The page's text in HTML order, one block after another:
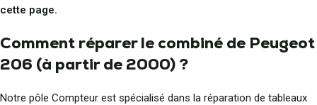
cette page.
Comment réparer le combiné de Peugeot
206 (à partir de 2000) ?
Notre pôle Compteur est spécialisé dans la réparation de tableaux